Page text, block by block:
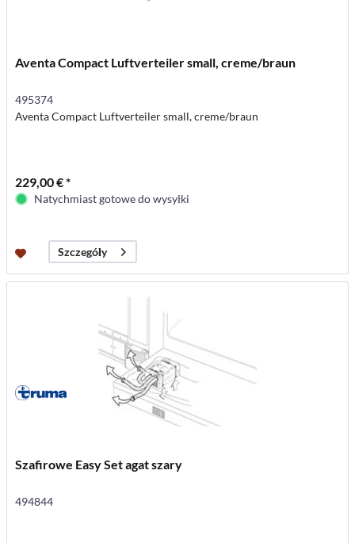
Aventa Compact Luftverteiler small, creme/braun
495374
Aventa Compact Luftverteiler small, creme/braun
229,00 € *
Natychmiast gotowe do wysyłki
Szczegóły
Szafirowe Easy Set agat szary
494844